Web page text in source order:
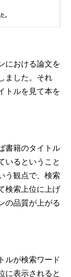
における論文を
ました。それ
トルを見て本を
書籍のタイトル
いるということ
う観点で、検索
検索上位に上げ
の品質が上がる
ルが検索ワード
に表示されると